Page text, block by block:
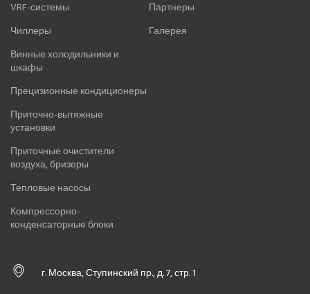
VRF-системы
Чиллеры
Винные холодильники и
шкафы
Прецизионные кондиционеры
Приточно-вытяжные
установки
Приточные очистители
воздуха, бризеры
Тепловые насосы
Компрессорно-
конденсаторные блоки
Партнеры
Галерея
г. Москва, Ступинский пр., д. 7, стр. 1